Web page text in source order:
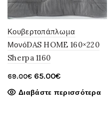
Κουβερτοπάπλωμα
ΜονόDAS HOME 160×220
Sherpa 1160
69.00€ Original
price
65.00€Η
τρέχουσα
Διαβάστε περισσότερα